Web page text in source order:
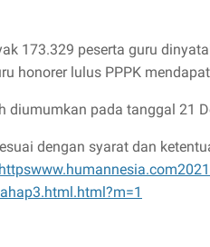
173.329 peserta guru
honorer lulus PPPK
diumumkan pada tanggal 21
dengan syarat dan